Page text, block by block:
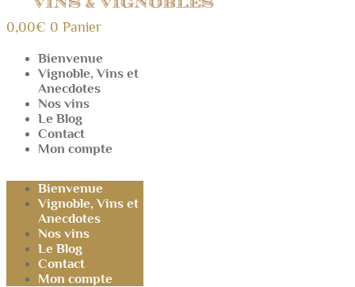
0,00€ 0 Panier
Bienvenue
Vignoble, Vins et
Anecdotes
Nos vins
Le Blog
Contact
Mon compte
Bienvenue
Vignoble, Vins et
Anecdotes
Nos vins
Le Blog
Contact
Mon compte